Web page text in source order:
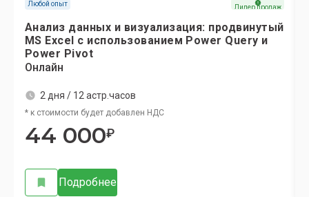
Любой опыт Лидер продаж
Анализ данных и визуализация: продвинутый
МS Excel с использованием Power Query и
Power Pivot
Онлайн
2 дня / 12 астр.часов
* к стоимости будет добавлен НДС
44 000₽
Подробнее